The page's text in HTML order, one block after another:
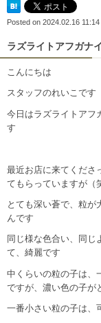
Posted on 2024.02.16 11:14
ラズライトアフガナ
こんにちは
スタッフのれいこです
今日はラズライトアフ
す
最近お店に来てくださ
てもらっていますが（
とても深い蒼で、粒が
んです
同じ様な色合い、同じ
て、綺麗です
中くらいの粒の子は、
ですが、濃い色の子が
一番小さい粒の子は、